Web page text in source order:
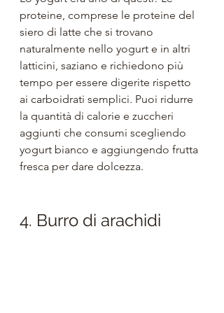
proteine, comprese le proteine ​​del
siero di latte che si trovano
naturalmente nello yogurt e in altri
latticini, saziano e richiedono più
tempo per essere digerite rispetto
ai carboidrati semplici. Puoi ridurre
la quantità di calorie e zuccheri
aggiunti che consumi scegliendo
yogurt bianco e aggiungendo frutta
fresca per dare dolcezza.
4. Burro di arachidi